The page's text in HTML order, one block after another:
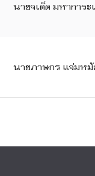
นายจเด็ด มหาการะ
นายภาษกร แจ่มหม้